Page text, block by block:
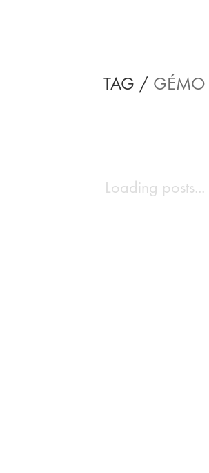
TAG / GÉMO
Loading posts...